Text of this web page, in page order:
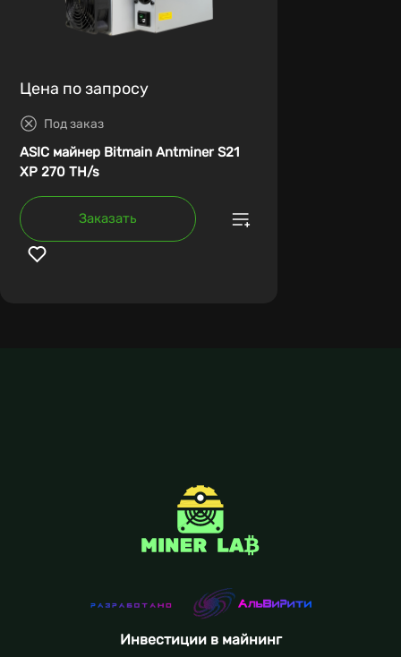
Цена по запросу
Под заказ
ASIC майнер Bitmain Antminer S21
XP 270 TH/s
Заказать
Инвестиции в майнинг